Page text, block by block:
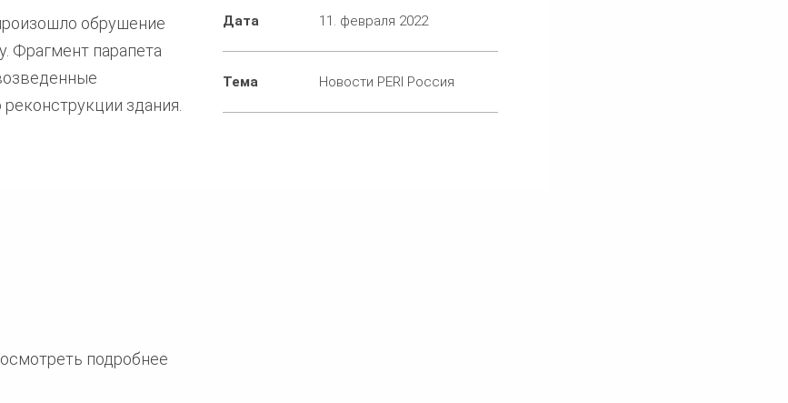
обрушение
Фрагмент парапета
здания.
Дата 11. февраля 2022
Тема Новости PERI Россия
подробнее